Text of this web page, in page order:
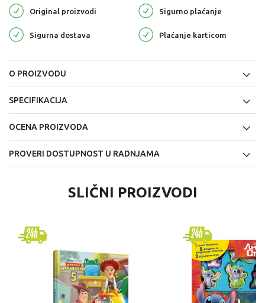
Original proizvodi Sigurno plaćanje
Sigurna dostava Plaćanje karticom
O PROIZVODU
SPECIFIKACIJA
OCENA PROIZVODA
PROVERI DOSTUPNOST U RADNJAMA
SLIČNI PROIZVODI